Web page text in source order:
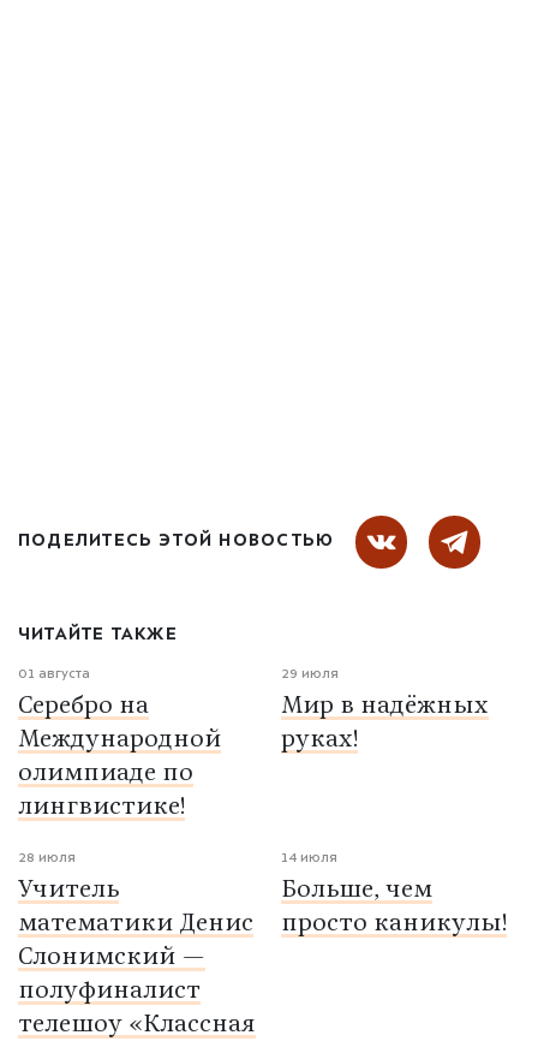
ПОДЕЛИТЕСЬ ЭТОЙ НОВОСТЬЮ
ЧИТАЙТЕ ТАКЖЕ
01 августа
Серебро на
Международной
олимпиаде по
лингвистике!
29 июля
Мир в надёжных
руках!
28 июля
Учитель
математики Денис
Слонимский —
полуфиналист
телешоу «Классная
14 июля
Больше, чем
просто каникулы!